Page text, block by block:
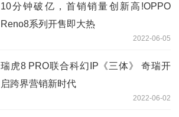
10分钟破亿，首销销量创新高!OPPO
Reno8系列开售即大热
2022-06-05
瑞虎8 PRO联合科幻IP《三体》 奇瑞开
启跨界营销新时代
2022-06-02